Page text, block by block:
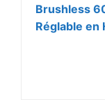
Brushless
Réglable en